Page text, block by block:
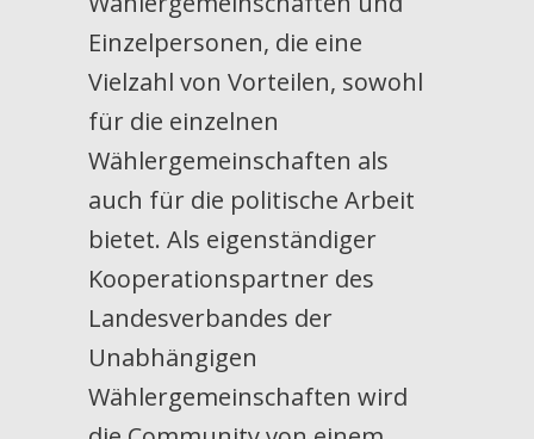
Einzelpersonen, die eine
Vielzahl von Vorteilen, sowohl
für die einzelnen
Wählergemeinschaften als
auch für die politische Arbeit
bietet. Als eigenständiger
Kooperationspartner des
Landesverbandes der
Unabhängigen
Wählergemeinschaften wird